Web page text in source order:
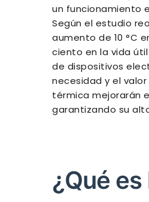
un funcionamiento
Según el estudio
aumento de 10 °C
ciento en la vida
de dispositivos
necesidad y el
térmica mejorarán
garantizando su
¿Qué